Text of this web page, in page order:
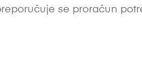
se proračun